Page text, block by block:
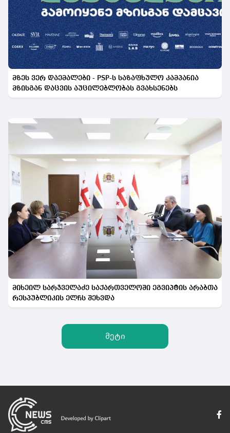
მზეს ვერ დაემალები - PSP-ს საზაფხულო კამპანია
მზისგან დაცვის აუცილებლობას გვახსენებს
მიხეილ სარჯველაძე საქართველოში ეგვიპტის არაბთა
რესპუბლიკის ელჩს შეხვდა
მეტი